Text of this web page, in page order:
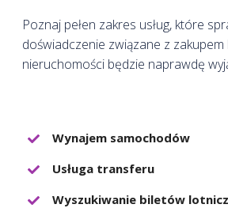
Poznaj pełen zakres usług, które
doświadczenie związane z
nieruchomości będzie naprawdę
Wynajem samochodów
Usługa transferu
Wyszukiwanie biletów